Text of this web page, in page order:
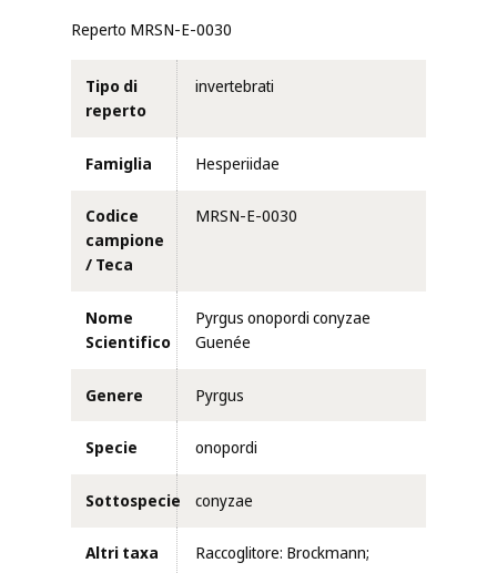
Reperto MRSN-E-0030
Tipo di
reperto
invertebrati
Famiglia Hesperiidae
Codice
campione
/ Teca
MRSN-E-0030
Nome
Scientifico
Pyrgus onopordi conyzae
Guenée
Genere Pyrgus
Specie onopordi
Sottospecie conyzae
Altri taxa Raccoglitore: Brockmann;